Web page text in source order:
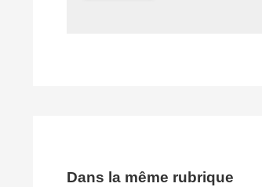
Dans la même rubrique